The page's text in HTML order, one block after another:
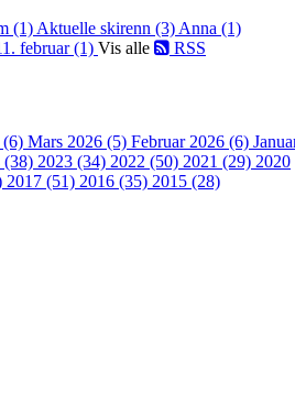
(1) Aktuelle skirenn (3) Anna (1)
februar (1) Vis alle RSS
Mars 2026 (5) Februar 2026 (6)
(38) 2023 (34) 2022 (50) 2021 (29) 2020
2017 (51) 2016 (35) 2015 (28)